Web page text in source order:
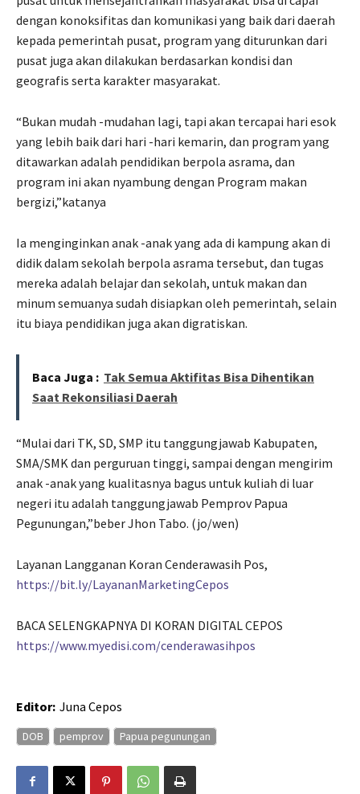
dengan konoksifitas dan komunikasi yang baik dari daerah
kepada pemerintah pusat, program yang diturunkan dari
pusat juga akan dilakukan berdasarkan kondisi dan
geografis serta karakter masyarakat.
“Bukan mudah -mudahan lagi, tapi akan tercapai hari esok
yang lebih baik dari hari -hari kemarin, dan program yang
ditawarkan adalah pendidikan berpola asrama, dan
program ini akan nyambung dengan Program makan
bergizi,”katanya
Ia menginginkan anak -anak yang ada di kampung akan di
didik dalam sekolah berpola asrama tersebut, dan tugas
mereka adalah belajar dan sekolah, untuk makan dan
minum semuanya sudah disiapkan oleh pemerintah, selain
itu biaya pendidikan juga akan digratiskan.
Baca Juga : Tak Semua Aktifitas Bisa Dihentikan
Saat Rekonsiliasi Daerah
“Mulai dari TK, SD, SMP itu tanggungjawab Kabupaten,
SMA/SMK dan perguruan tinggi, sampai dengan mengirim
anak -anak yang kualitasnya bagus untuk kuliah di luar
negeri itu adalah tanggungjawab Pemprov Papua
Pegunungan,”beber Jhon Tabo. (jo/wen)
Layanan Langganan Koran Cenderawasih Pos,
https://bit.ly/LayananMarketingCepos
BACA SELENGKAPNYA DI KORAN DIGITAL CEPOS
https://www.myedisi.com/cenderawasihpos
Editor: Juna Cepos
DOB pemprov Papua pegunungan